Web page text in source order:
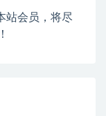
站会员，将尽